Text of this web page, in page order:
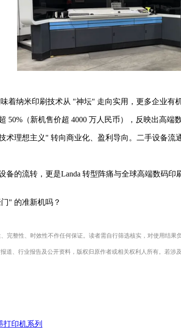
着纳米印刷技术从 "神坛" 走向实用，更多企业有
50%（新机售价超 4000 万人民币），反映出高
术理想主义" 转向商业化、盈利导向。二手设备
备的流转，更是Landa 转型阵痛与全球高端数码
" 的准新机吗？
完整性、时效性不作任何保证。读者需自行筛选核实，对使用结果负
道、行业报告及公开资料，版权归原作者或相关权利人所有。若涉
打印机系列